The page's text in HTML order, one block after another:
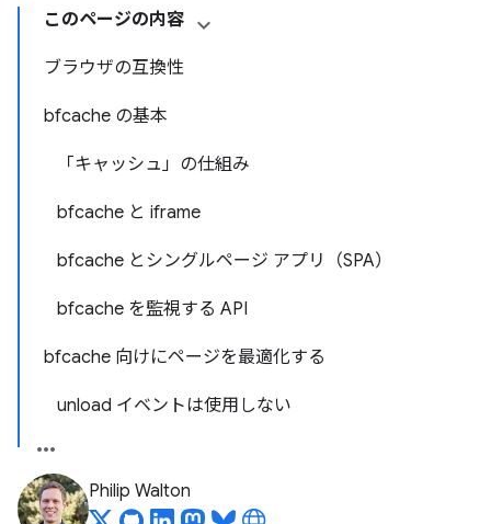
このページの内容
ブラウザの互換性
bfcache の基本
「キャッシュ」の仕組み
bfcache と iframe
bfcache とシングルページ アプリ（SPA）
bfcache を監視する API
bfcache 向けにページを最適化する
unload イベントは使用しない
Philip Walton